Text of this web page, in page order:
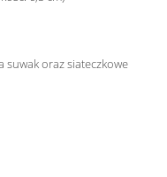
suwak oraz siateczkowe